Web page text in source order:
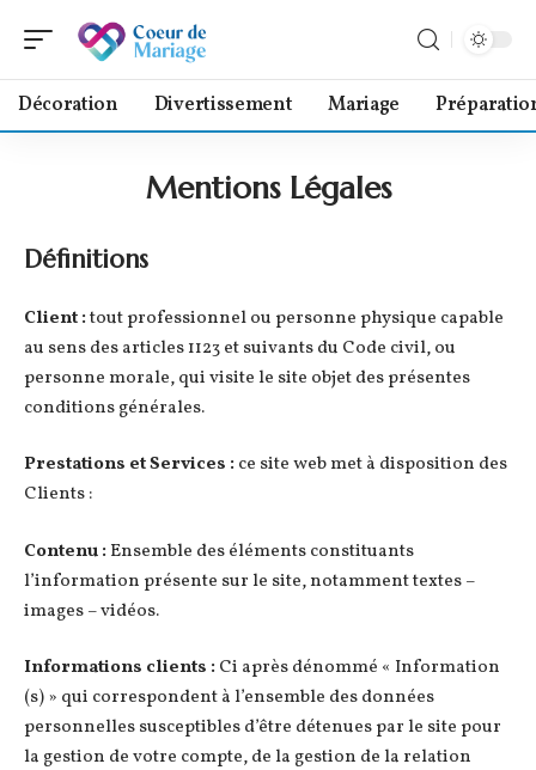
Décoration Divertissement Mariage
Mentions Légales
Définitions
Client :tout professionnel ou personne physique capable
au sens des articles 1123 et suivants du Code civil, ou
personne morale, qui visite le site objet des présentes
conditions générales.
Prestations et Services : ce site web met à disposition des
Clients :
Contenu : Ensemble des éléments constituants
l’information présente sur le site, notamment textes –
images – vidéos.
Informations clients : Ci après dénommé « Information
(s) » qui correspondent à l’ensemble des données
personnelles susceptibles d’être détenues par le site pour
la gestion de votre compte, de la gestion de la relation